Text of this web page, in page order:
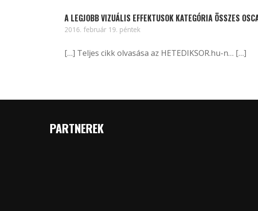
A LEGJOBB VIZUÁLIS EFFEKTUSOK KATEGÓRIA ÖSSZES
2016. február 19. péntek
[…] Teljes cikk olvasása az HETEDIKSOR.hu-n… […]
PARTNEREK